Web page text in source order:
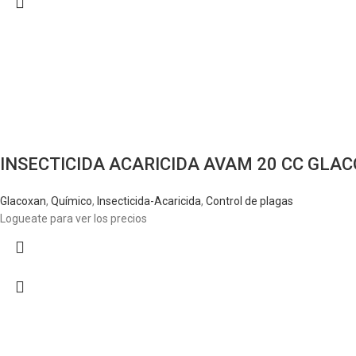
INSECTICIDA ACARICIDA AVAM 20 CC
Glacoxan, Químico, Insecticida-Acaricida, Control de plagas
Logueate para ver los precios